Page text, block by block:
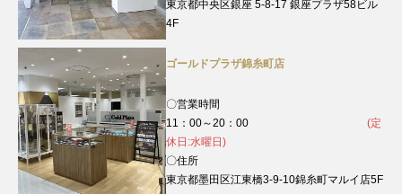
東京都中央区銀座 5-8-17 銀座プラザ58ビル
4F
ゴールドプラザ錦糸町店
〇営業時間
11：00～20：00 (定
休日:水曜日)
〇住所
東京都墨田区江東橋3-9-10錦糸町マルイ店5F